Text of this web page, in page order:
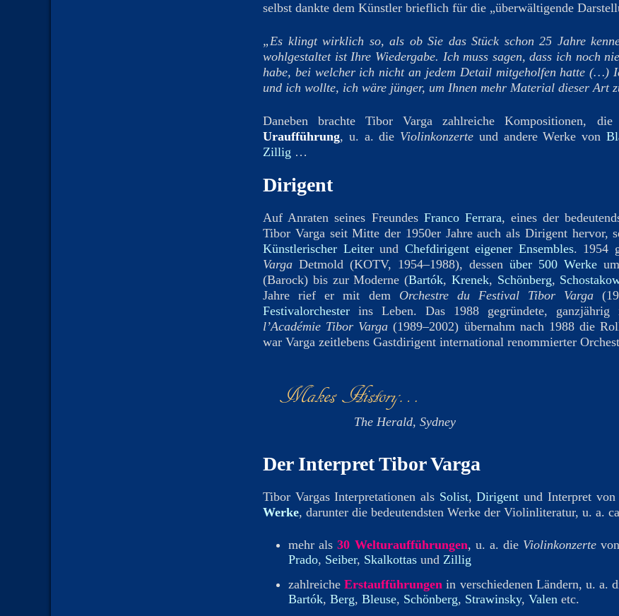
selbst dankte dem Künstler brieflich für die „überwältigende
„Es klingt wirklich so, als ob Sie das Stück schon 25 Jahre
wohlgestaltet ist Ihre Wiedergabe. Ich muss sagen, dass ich noch
habe, bei welcher ich nicht an jedem Detail mitgeholfen hatte (…)
und ich wollte, ich wäre jünger, um Ihnen mehr Material dieser Art
Daneben brachte Tibor Varga zahlreiche Kompositionen,
Uraufführung, u. a. die Violinkonzerte und andere Werke von
Zillig …
Dirigent
Auf Anraten seines Freundes Franco Ferrara, eines der
Tibor Varga seit Mitte der 1950er Jahre auch als Dirigent hervor,
Künstlerischer Leiterund Chefdirigent eigener Ensembles. 1954
Varga Detmold (KOTV, 1954–1988), dessen über 500 Werke
(Barock) bis zur Moderne (Bartók, Krenek, Schönberg,
Jahre rief er mit dem Orchestre du Festival Tibor Varga
Festivalorchester ins Leben. Das 1988 gegründete, ganzjährig
l’Académie Tibor Varga (1989–2002) übernahm nach 1988 die
war Varga zeitlebens Gastdirigent international renommierter
Makes History…
The Herald, Sydney
Der Interpret Tibor Varga
Tibor Vargas Interpretationen als Solist,Dirigent und Interpret
Werke, darunter die bedeutendsten Werke der Violinliteratur, u. a.
mehr als30 Welturaufführungen, u. a. die Violinkonzerte von
Prado, Seiber, Skalkottas und Zillig
zahlreicheErstaufführungen in verschiedenen Ländern, u. a.
Bartók, Berg, Bleuse, Schönberg, Strawinsky, Valen etc.